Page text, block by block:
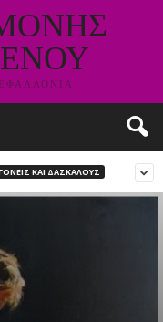
ΚΑΙ ΔΑΣΚΑΛΟΥΣ